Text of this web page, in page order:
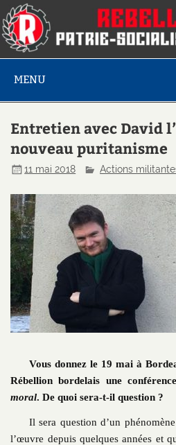
MENU
Entretien avec David
nouveau puritanisme
11 mai 2018 Actions
Vous donnez le 19 mai à
Rébellion bordelais une
moral. De quoi sera-t-il question ?
Il sera question d’un
l’œuvre depuis quelques années et